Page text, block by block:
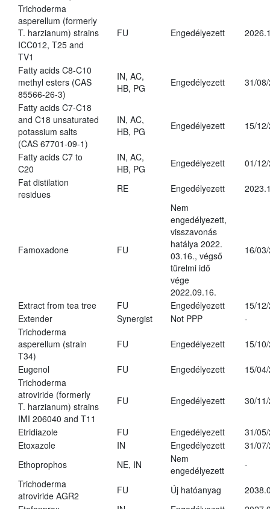
Trichoderma
asperellum (formerly
T. harzianum) strains
ICC012, T25 and
TV1
FU Engedélyezett
Fatty acids C8-C10
methyl esters (CAS
85566-26-3)
IN, AC,
HB, PG
Engedélyezett 31/
Fatty acids C7-C18
and C18 unsaturated
potassium salts
(CAS 67701-09-1)
IN, AC,
HB, PG
Engedélyezett 15/
Fatty acids C7 to
C20
IN, AC,
HB, PG
Engedélyezett
01/
Fat distilation
residues
RE Engedélyezett
Famoxadone FU
Nem
engedélyezett,
visszavonás
hatálya 2022.
03.16., végső
türelmi idő
vége
2022.09.16.
16/
Extract from tea tree FU Engedélyezett
15/
Extender
Synergist Not PPP
-
Trichoderma
asperellum (strain
T34)
FU Engedélyezett 15/
Eugenol FU Engedélyezett
15/
Trichoderma
atroviride (formerly
T. harzianum) strains
IMI 206040 and T11
FU Engedélyezett 30/
Etridiazole FU Engedélyezett
31/
Etoxazole
IN Engedélyezett
31/
Ethoprophos
NE, IN
Nem
engedélyezett
-
Trichoderma
atroviride AGR2
FU Új hatóanyag